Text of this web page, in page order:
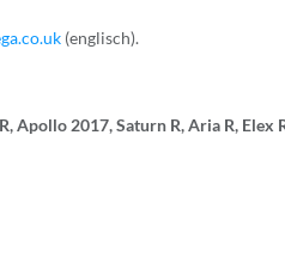
(englisch).
Apollo 2017, Saturn R, Aria R, Elex